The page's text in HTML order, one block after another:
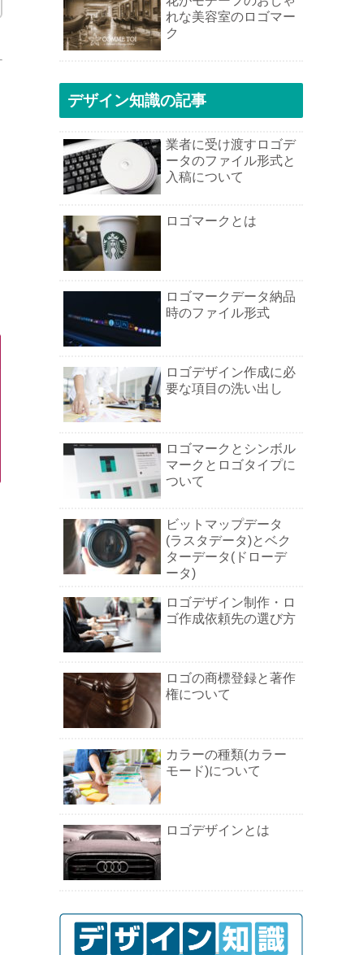
れな美容室のロゴマー
ク
デザイン知識の記事
業者に受け渡すロゴデ
ータのファイル形式と
入稿について
ロゴマークとは
ロゴマークデータ納品
時のファイル形式
ロゴデザイン作成に必
要な項目の洗い出し
ロゴマークとシンボル
マークとロゴタイプに
ついて
ビットマップデータ
(ラスタデータ)とベク
ターデータ(ドローデ
ータ)
ロゴデザイン制作・ロ
ゴ作成依頼先の選び方
ロゴの商標登録と著作
権について
カラーの種類(カラー
モード)について
ロゴデザインとは